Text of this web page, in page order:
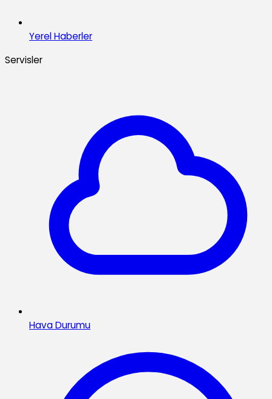
Yerel Haberler
Servisler
Hava Durumu